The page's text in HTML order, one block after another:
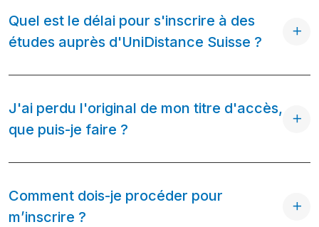
Quel est le délai pour s'inscrire à des
études auprès d'UniDistance Suisse ?
J'ai perdu l'original de mon titre d'accès,
que puis-je faire ?
Comment dois-je procéder pour
m’inscrire ?